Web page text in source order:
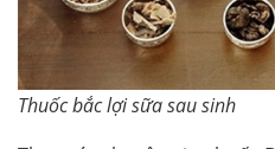
Thuốc bắc lợi sữa sau sinh